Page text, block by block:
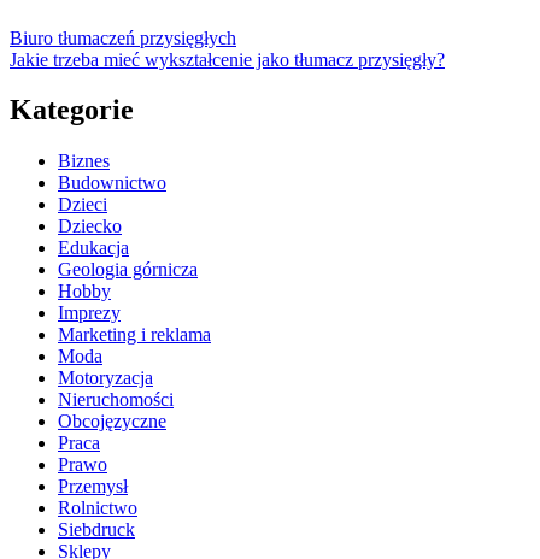
Biuro tłumaczeń przysięgłych
Jakie trzeba mieć wykształcenie jako tłumacz przysięgły?
Kategorie
Biznes
Budownictwo
Dzieci
Dziecko
Edukacja
Geologia górnicza
Hobby
Imprezy
Marketing i reklama
Moda
Motoryzacja
Nieruchomości
Obcojęzyczne
Praca
Prawo
Przemysł
Rolnictwo
Siebdruck
Sklepy